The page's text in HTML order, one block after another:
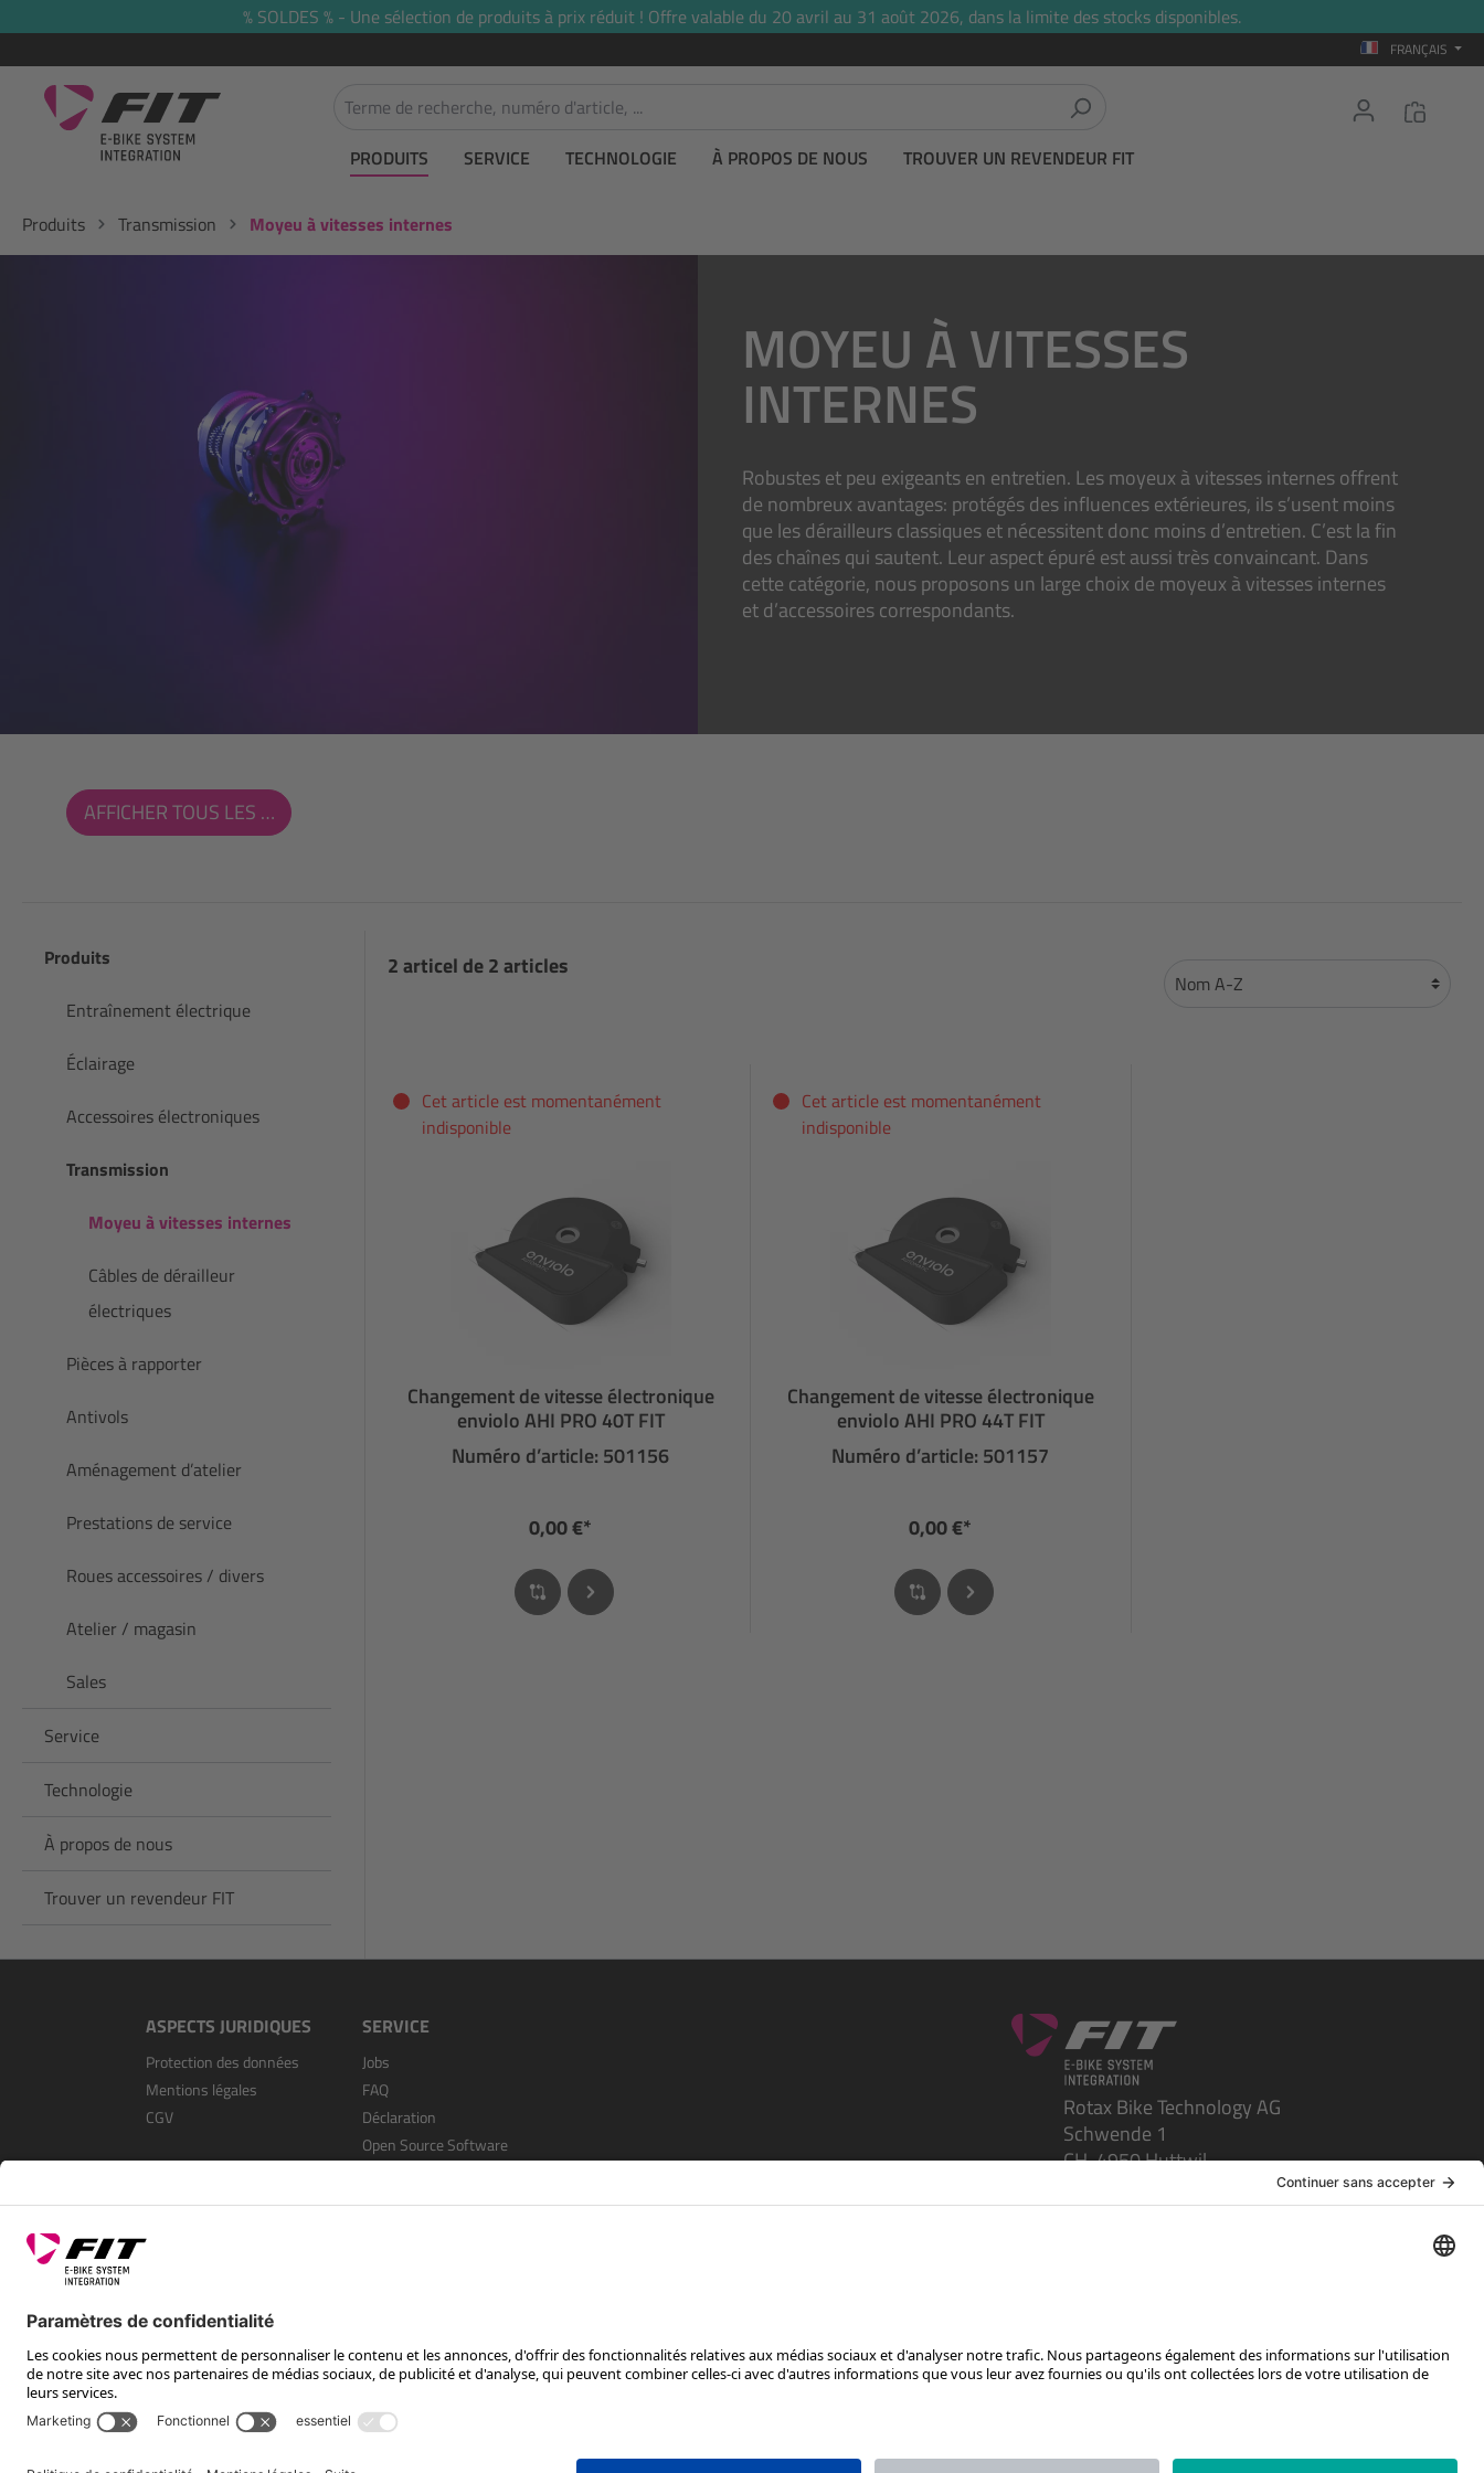
Passer à la navigation principale% SOLDES % - Une sélection de produits à prix réduit ! Offre valable du 20 avril au 31 août 2026, dans la limite des stocks disponibles.
FRANÇAIS
PRODUITS SERVICE TECHNOLOGIE À PROPOS DE NOUS TROUVER UN REVENDEUR FIT
Produits Transmission Moyeu à vitesses internes
MOYEU À VITESSES
INTERNES
Robustes et peu exigeants en entretien. Les moyeux à vitesses internes offrent
de nombreux avantages: protégés des influences extérieures, ils s’usent moins
que les dérailleurs classiques et nécessitent donc moins d’entretien. C’est la fin
des chaînes qui sautent. Leur aspect épuré est aussi très convaincant. Dans
cette catégorie, nous proposons un large choix de moyeux à vitesses internes
et d’accessoires correspondants.
AFFICHER TOUS LES FILTRES
Produits
Entraînement électrique
Éclairage
Accessoires électroniques
Transmission
Moyeu à vitesses internes
Câbles de dérailleur
électriques
Pièces à rapporter
Antivols
Aménagement d’atelier
Prestations de service
Roues accessoires / divers
Atelier / magasin
Sales
Service
Technologie
À propos de nous
Trouver un revendeur FIT
2 articel de 2 articles
Cet article est momentanément
indisponible
Changement de vitesse électronique
enviolo AHI PRO 40T FIT
Numéro d’article: 501156
0,00 €*
Cet article est momentanément
indisponible
Changement de vitesse électronique
enviolo AHI PRO 44T FIT
Numéro d’article: 501157
0,00 €*
ASPECTS JURIDIQUES
Protection des données
Mentions légales
CGV
SERVICE
Jobs
FAQ
Déclaration
Open Source Software
Rotax Bike Technology AG
Schwende 1
CH-4950 Huttwil
SUIS-NOUS SUR